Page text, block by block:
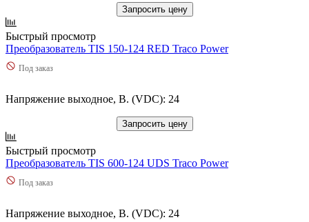
Запросить цену
Быстрый просмотр
Преобразователь TIS 150-124 RED Traco Power
Под заказ
Напряжение выходное, В. (VDC): 24
Запросить цену
Быстрый просмотр
Преобразователь TIS 600-124 UDS Traco Power
Под заказ
Напряжение выходное, В. (VDC): 24